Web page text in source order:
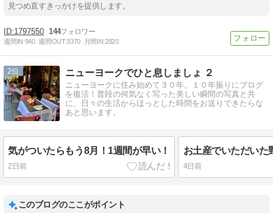
見つめ直すきっかけを提供します。
1797550 144
週間IN:940 週間OUT:3370 月間IN:2820
2 ニューヨークでひと息しましょ ２
ニューヨークに住み始めて３０年。１０年振りにブログ
を復活！普段の何気なく写った美しい瞬間の写真と共
に、日々の生活からほっとした時間をお送りできたらな
あと思います。
気がついたらもう8月！1週間が早い！
2日前 4日前
このブログのここがポイント